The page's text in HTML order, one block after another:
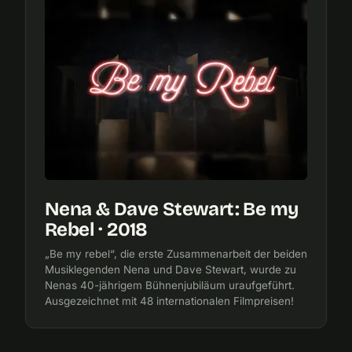
Nena & Dave Stewart: Be my
Rebel · 2018
„Be my rebel“, die erste Zusammenarbeit der beiden
Musiklegenden Nena und Dave Stewart, wurde zu
Nenas 40-jährigem Bühnenjubiläum uraufgeführt.
Ausgezeichnet mit 48 internationalen Filmpreisen!